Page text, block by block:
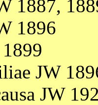
1887,
1896
JW
JW